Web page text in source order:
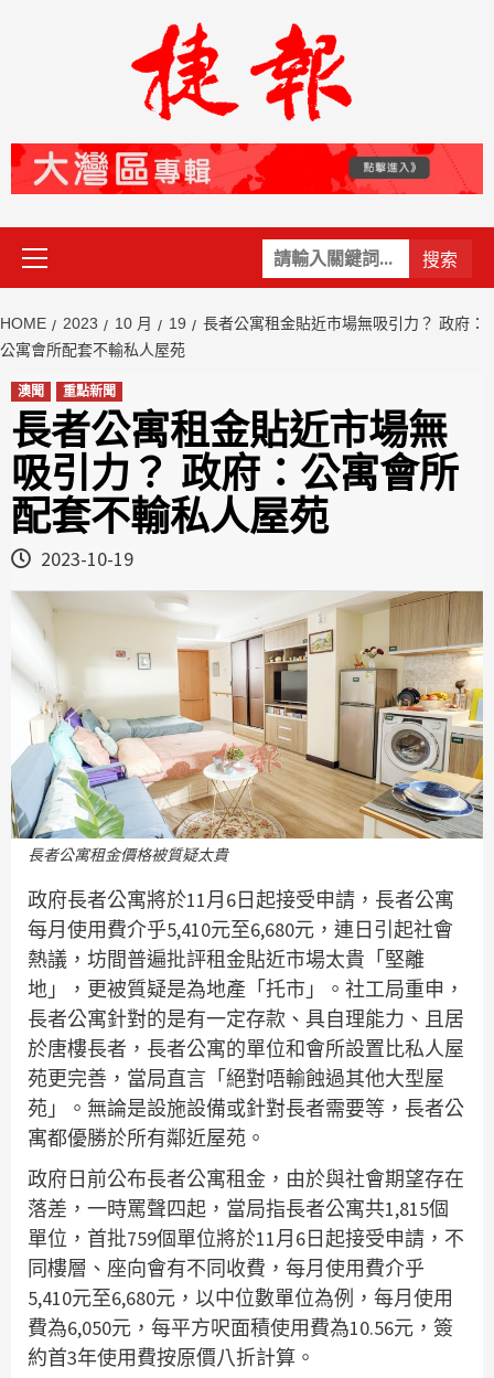
關
鍵
Primary
Menu
HOME 2023 10 月 19
長者公寓租金貼近市場無吸引力？ 政府：
公寓會所配套不輸私人屋苑
澳聞 重點新聞
長者公寓租金貼近市場無
吸引力？ 政府：公寓會所
配套不輸私人屋苑
2023-10-19
長者公寓租金價格被質疑太貴
政府長者公寓將於11月6日起接受申請，長者公寓
每月使用費介乎5,410元至6,680元，連日引起社會
熱議，坊間普遍批評租金貼近市場太貴「堅離
地」，更被質疑是為地產「托市」。社工局重申，
長者公寓針對的是有一定存款、具自理能力、且居
於唐樓長者，長者公寓的單位和會所設置比私人屋
苑更完善，當局直言「絕對唔輸蝕過其他大型屋
苑」。無論是設施設備或針對長者需要等，長者公
寓都優勝於所有鄰近屋苑。
政府日前公布長者公寓租金，由於與社會期望存在
落差，一時罵聲四起，當局指長者公寓共1,815個
單位，首批759個單位將於11月6日起接受申請，不
同樓層、座向會有不同收費，每月使用費介乎
5,410元至6,680元，以中位數單位為例，每月使用
費為6,050元，每平方呎面積使用費為10.56元，簽
約首3年使用費按原價八折計算。